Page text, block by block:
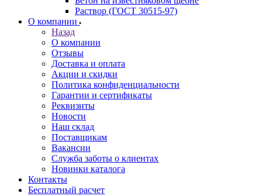
Раствор (ГОСТ 30515-97)
О компании
Назад
О компании
Отзывы
Доставка и оплата
Акции и скидки
Политика конфиденциальности
Гарантии и сертификаты
Реквизиты
Новости
Наш склад
Поставщикам
Вакансии
Служба заботы о клиентах
Новинки каталога
Контакты
Бесплатный расчет